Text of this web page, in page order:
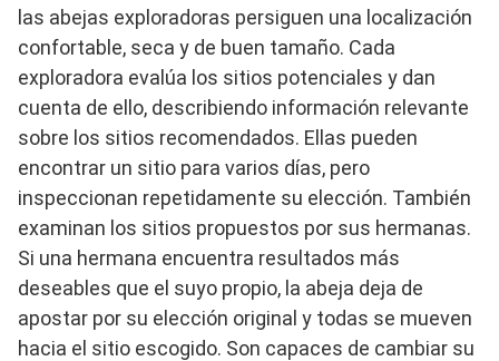
las abejas exploradoras persiguen una localización
confortable, seca y de buen tamaño. Cada
exploradora evalúa los sitios potenciales y dan
cuenta de ello, describiendo información relevante
sobre los sitios recomendados. Ellas pueden
encontrar un sitio para varios días, pero
inspeccionan repetidamente su elección. También
examinan los sitios propuestos por sus hermanas.
Si una hermana encuentra resultados más
deseables que el suyo propio, la abeja deja de
apostar por su elección original y todas se mueven
hacia el sitio escogido. Son capaces de cambiar su